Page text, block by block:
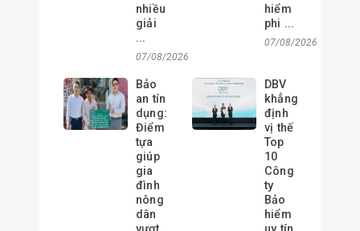
nhiều
giải
...
07/08/2026
hiểm
phi ...
07/08/2026
Bảo
an tín
dụng:
Điểm
tựa
giúp
gia
đình
nông
dân
DBV
khẳng
định
vị thế
Top
10
Công
ty
Bảo
hiểm